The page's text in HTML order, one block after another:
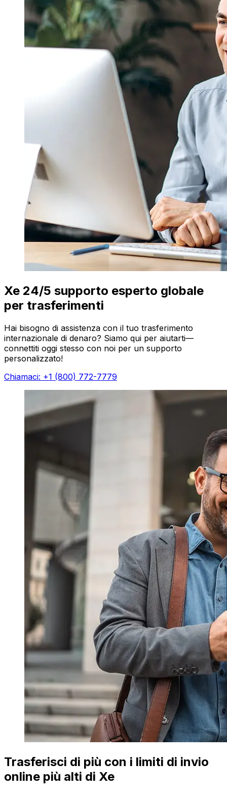
Xe 24/5 supporto esperto globale
per trasferimenti
Hai bisogno di assistenza con il tuo trasferimento
internazionale di denaro? Siamo qui per aiutarti—
connettiti oggi stesso con noi per un supporto
personalizzato!
Chiamaci: +1 (800) 772-7779
Trasferisci di più con i limiti di invio
online più alti di Xe